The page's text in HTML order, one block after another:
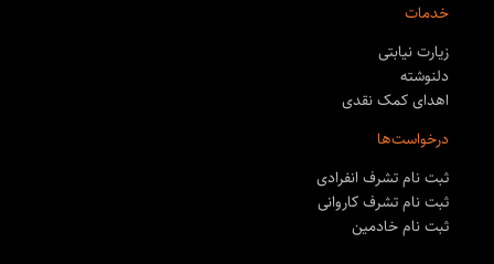
خدمات
زیارت نیابتی
دلنوشته
اهدای کمک نقدی
درخواست‌ها
ثبت نام تشرف انفرادی
ثبت نام تشرف کاروانی
ثبت نام خادمین